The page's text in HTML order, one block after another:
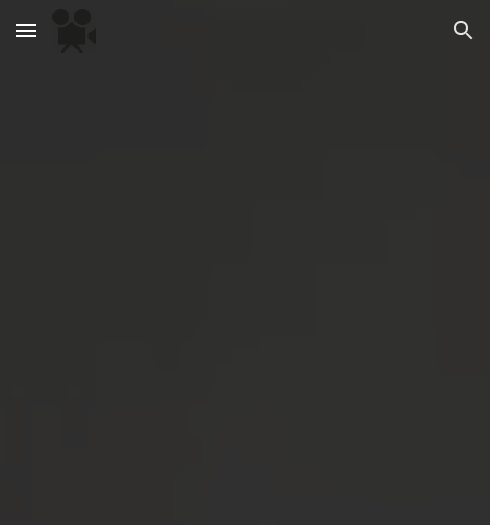
Skip to main content Skip to navigation